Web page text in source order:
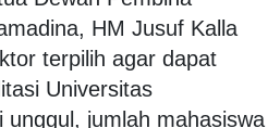
HM Jusuf Kalla
terpilih agar dapat
Universitas
unggul, jumlah mahasiswa